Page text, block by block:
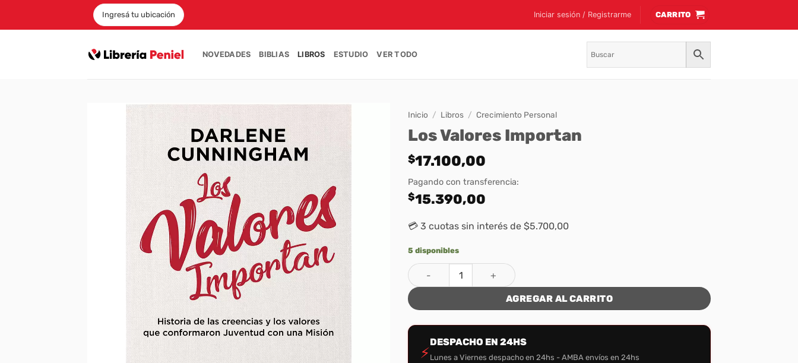
Ingresá tu ubicación Iniciar sesión / Registrarme CARRITO
NOVEDADES BIBLIAS LIBROS ESTUDIO VER TODO
Inicio / Libros / Crecimiento Personal
Los Valores Importan
$17.100,00
Pagando con transferencia:
$15.390,00
💳 3 cuotas sin interés de $5.700,00
5 disponibles
Los Valores Importan cantidad
AGREGAR AL CARRITO
⚡
DESPACHO EN 24HS
Lunes a Viernes despacho en 24hs - AMBA envíos en 24hs